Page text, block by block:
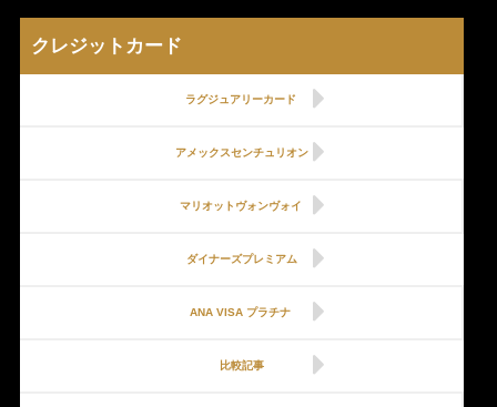
クレジットカード
ラグジュアリーカード
アメックスセンチュリオン
マリオットヴォンヴォイ
ダイナーズプレミアム
ANA VISA プラチナ
比較記事